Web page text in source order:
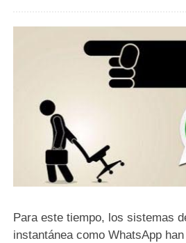
Para este tiempo, los sistemas
instantánea como WhatsApp